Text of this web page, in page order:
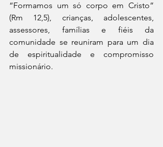
“Formamos um só corpo em Cristo”
(Rm 12,5), crianças, adolescentes,
assessores, famílias e fiéis da
comunidade se reuniram para um dia
de espiritualidade e compromisso
missionário.